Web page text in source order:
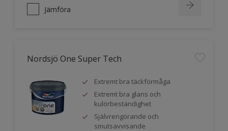
Jämföra
Nordsjö One Super Tech
Extremt bra täckförmåga
Extremt bra glans och
kulörbeständighet
Självrengörande och
smutsavvisande